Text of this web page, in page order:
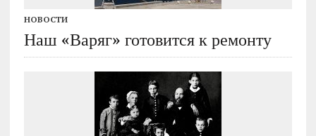
НОВОСТИ
Наш «Варяг» готовится к ремонту